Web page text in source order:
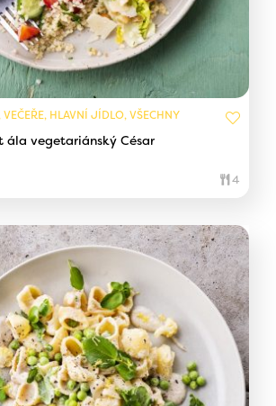
HLAVNÍ JÍDLO, VŠECHNY
ála vegetariánský César
4